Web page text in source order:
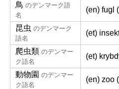
鳥 のデンマーク語
名
(en) fugl
昆虫 のデンマーク
語名
(et)
爬虫類 のデンマー
ク語名
(et)
動物園 のデンマー
ク語名
(en) zoo